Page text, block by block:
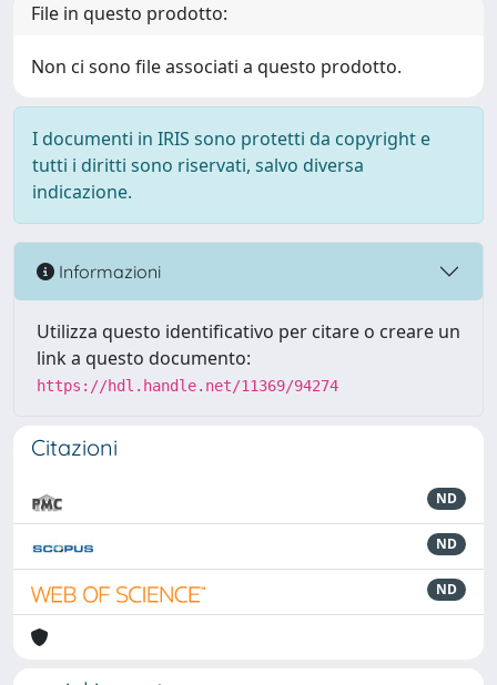
File in questo prodotto:
Non ci sono file associati a questo prodotto.
I documenti in IRIS sono protetti da copyright e
tutti i diritti sono riservati, salvo diversa
indicazione.
Informazioni
Utilizza questo identificativo per citare o creare un
link a questo documento:
https://hdl.handle.net/11369/94274
Citazioni
ND
ND
ND